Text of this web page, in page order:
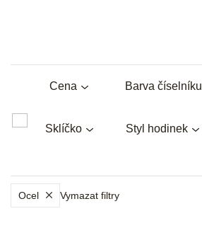
Barva číselníku
Sklíčko Styl hodinek
Cena
Ocel Vymazat filtry